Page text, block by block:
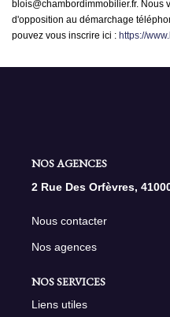
blois@chambordimmobilier.fr. Nous
d'opposition au démarchage
pouvez vous inscrire ici : https://
NOS AGENCES
2 Rue Des Orfèvres,
Nous contacter
Nos agences
NOS SERVICES
Liens utiles